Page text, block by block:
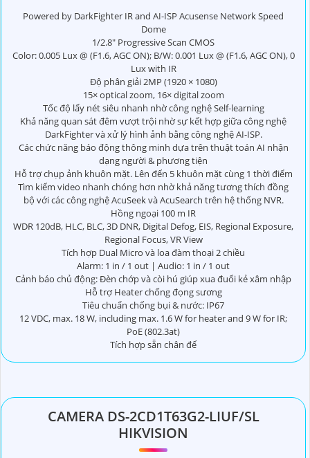
Powered by DarkFighter IR and AI-ISP Acusense Network Speed
Dome
1/2.8" Progressive Scan CMOS
Color: 0.005 Lux @ (F1.6, AGC ON); B/W: 0.001 Lux @ (F1.6, AGC ON), 0
Lux with IR
Độ phân giải 2MP (1920 × 1080)
15× optical zoom, 16× digital zoom
Tốc độ lấy nét siêu nhanh nhờ công nghệ Self-learning
Khả năng quan sát đêm vượt trội nhờ sự kết hợp giữa công nghệ
DarkFighter và xử lý hình ảnh bằng công nghệ AI-ISP.
Các chức năng báo động thông minh dựa trên thuật toán AI nhận
dạng người & phương tiện
Hỗ trợ chụp ảnh khuôn mặt. Lên đến 5 khuôn mặt cùng 1 thời điểm
Tìm kiếm video nhanh chóng hơn nhờ khả năng tương thích đồng
bộ với các công nghệ AcuSeek và AcuSearch trên hệ thống NVR.
Hồng ngoại 100 m IR
WDR 120dB, HLC, BLC, 3D DNR, Digital Defog, EIS, Regional Exposure,
Regional Focus, VR View
Tích hợp Dual Micro và loa đàm thoại 2 chiều
Alarm: 1 in / 1 out | Audio: 1 in / 1 out
Cảnh báo chủ động: Đèn chớp và còi hú giúp xua đuổi kẻ xâm nhập
Hỗ trợ Heater chống đọng sương
Tiêu chuẩn chống bụi & nước: IP67
12 VDC, max. 18 W, including max. 1.6 W for heater and 9 W for IR;
PoE (802.3at)
Tích hợp sẵn chân đế
CAMERA DS-2CD1T63G2-LIUF/SL
HIKVISION